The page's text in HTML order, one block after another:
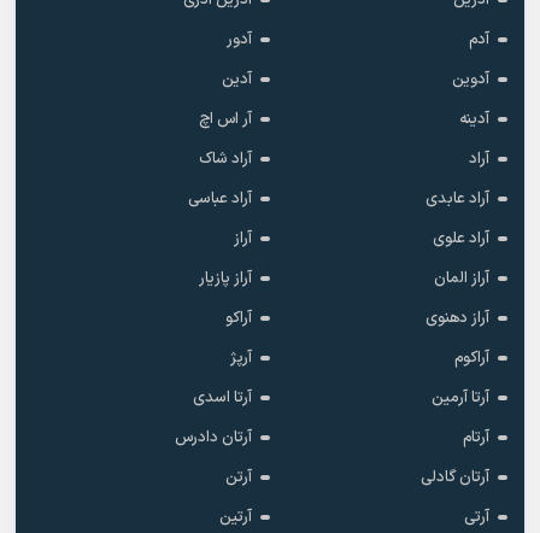
آدم
آدور
آدوین
آدین
آدینه
آر اس اچ
آراد
آراد شاک
آراد عابدی
آراد عباسی
آراد علوی
آراز
آراز المان
آراز پازیار
آراز دهنوی
آراکو
آراکوم
آرپژ
آرتا آرمین
آرتا اسدی
آرتام
آرتان دادرس
آرتان گادلی
آرتن
آرتی
آرتین